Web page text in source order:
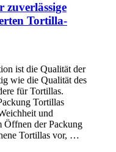
zuverlässige
Tortilla-
ist die Qualität der
wie die Qualität des
für Tortillas.
Tortillas
und
Öffnen der Packung
Tortillas vor, …